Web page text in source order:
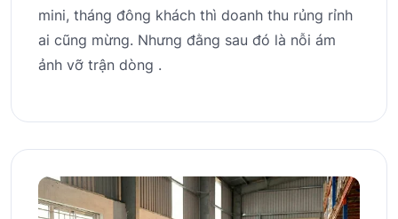
mini, tháng đông khách thì doanh thu rủng rỉnh
ai cũng mừng. Nhưng đằng sau đó là nỗi ám
ảnh vỡ trận dòng .